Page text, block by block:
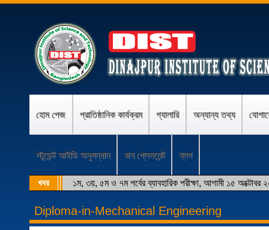
হোম পেজ প্রাতিষ্ঠানিক কার্যক্রম গ্যালারি অন্যান্য তথ্য
স্টুডেন্ট আইডি অনুসন্ধান জব প্লেসমেন্ট ব্লগ
খবর ১ম, ৩য়, ৫ম ও ৭ম পর্বের ব্যাবহারিক পরীক্ষা, আগামী ১৫
Diploma-in-Mechanical Engineering